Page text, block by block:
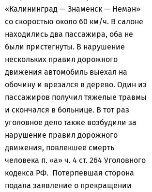
«Калининград — Знаменск — Неман»
со скоростью около 60 км/ч. В салоне
находились два пассажира, оба не
были пристегнуты. В нарушение
нескольких правил дорожного
движения автомобиль выехал на
обочину и врезался в дерево. Один из
пассажиров получил тяжелые травмы
и скончался в больнице. В тот раз
уголовное дело также возбудили за
нарушение правил дорожного
движения, повлекшее смерть
человека п. «а» ч. 4 ст. 264 Уголовного
кодекса РФ. Потерпевшая сторона
подала заявление о прекращении